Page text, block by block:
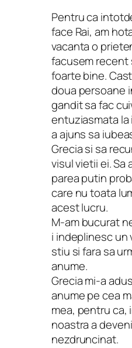
Pentru ca
face Rai, am
vacanta o
facusem recent
foarte bine.
doua persoane
gandit sa fac
entuziasmata
a ajuns sa
Grecia si sa
visul vietii ei. Sa
parea putin
care nu toata
acest lucru.
M-am bucurat
i indeplinesc un
stiu si fara sa
anume.
Grecia mi-a
anume pe cea
mea, pentru ca,
noastra a
nezdruncinat.